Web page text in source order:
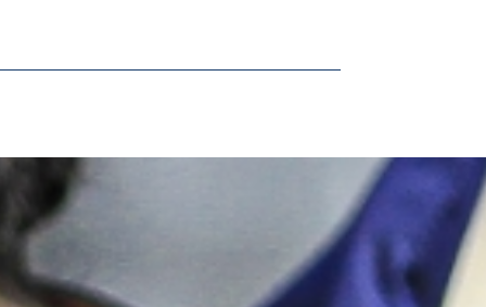
organisation d'événements,
adultes)